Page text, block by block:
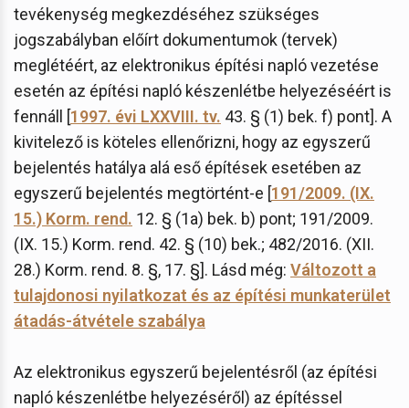
tevékenység megkezdéséhez szükséges
jogszabályban előírt dokumentumok (tervek)
meglétéért, az elektronikus építési napló vezetése
esetén az építési napló készenlétbe helyezéséért is
fennáll [1997. évi LXXVIII. tv. 43. § (1) bek. f) pont]. A
kivitelező is köteles ellenőrizni, hogy az egyszerű
bejelentés hatálya alá eső építések esetében az
egyszerű bejelentés megtörtént-e [191/2009. (IX.
15.) Korm. rend. 12. § (1a) bek. b) pont; 191/2009.
(IX. 15.) Korm. rend. 42. § (10) bek.; 482/2016. (XII.
28.) Korm. rend. 8. §, 17. §]. Lásd még: Változott a
tulajdonosi nyilatkozat és az építési munkaterület
átadás-átvétele szabálya
Az elektronikus egyszerű bejelentésről (az építési
napló készenlétbe helyezéséről) az építéssel